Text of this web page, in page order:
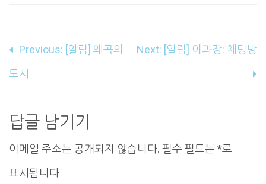
글
내
게
이
션
Previous: [알림] 왜곡의
도시
Next: [알림] 이과장: 채팅방
답글 남기기
이메일 주소는 공개되지 않습니다. 필수 필드는 *로
표시됩니다